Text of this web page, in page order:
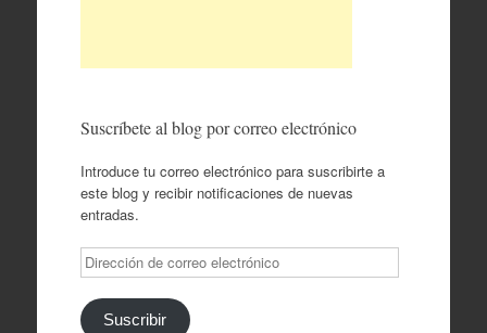
Suscríbete al blog por correo electrónico
Introduce tu correo electrónico para suscribirte a
este blog y recibir notificaciones de nuevas
entradas.
Dirección
de
correo
electrónico
Suscribir